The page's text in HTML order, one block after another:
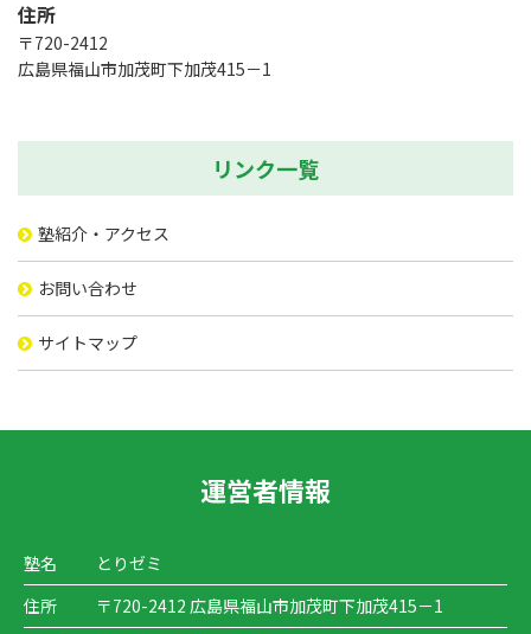
住所
〒720-2412
広島県福山市加茂町下加茂415－1
リンク一覧
塾紹介・アクセス
お問い合わせ
サイトマップ
運営者情報
塾名
とりゼミ
住所
〒720-2412 広島県福山市加茂町下加茂415－1